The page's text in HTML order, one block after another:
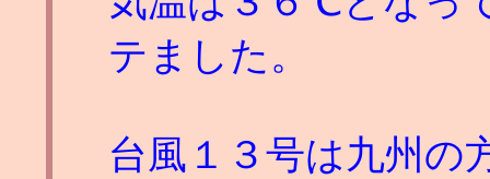
テました。
台風１３号は九州の